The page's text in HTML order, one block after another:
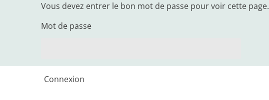
Vous devez entrer le bon mot de passe pour voir cette page.
Mot de passe
Connexion